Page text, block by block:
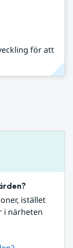
för att
istället
i närheten